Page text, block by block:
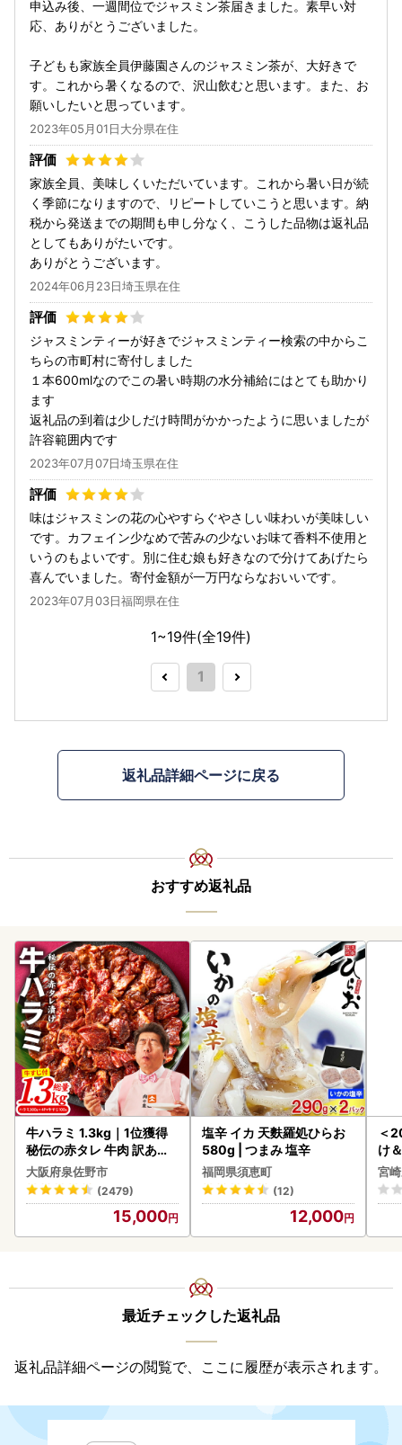
申込み後、一週間位でジャスミン茶届きました。素早い対
応、ありがとうございました。
子どもも家族全員伊藤園さんのジャスミン茶が、大好きで
す。これから暑くなるので、沢山飲むと思います。また、お
願いしたいと思っています。
2023年05月01日大分県在住
家族全員、美味しくいただいています。これから暑い日が続
く季節になりますので、リピートしていこうと思います。納
税から発送までの期間も申し分なく、こうした品物は返礼品
としてもありがたいです。
ありがとうございます。
2024年06月23日埼玉県在住
ジャスミンティーが好きでジャスミンティー検索の中からこ
ちらの市町村に寄付しました
１本600mlなのでこの暑い時期の水分補給にはとても助かり
ます
返礼品の到着は少しだけ時間がかかったように思いましたが
許容範囲内です
2023年07月07日埼玉県在住
味はジャスミンの花の心やすらぐやさしい味わいが美味しい
です。カフェイン少なめで苦みの少ないお味て香料不使用と
いうのもよいです。別に住む娘も好きなので分けてあげたら
喜んでいました。寄付金額が一万円ならなおいいです。
2023年07月03日福岡県在住
1~19件(全19件)
1
返礼品詳細ページに戻る
おすすめ返礼品
牛ハラミ 1.3kg｜1位獲得
秘伝の赤タレ 牛肉 訳あり
焼肉 BBQ
大阪府泉佐野市
(2479)
15,000
塩辛 イカ 天麩羅処ひらお
580g | つまみ 塩辛
福岡県須恵町
(12)
12,000
＜
け
も
-
宮
最近チェックした返礼品
返礼品詳細ページの閲覧で、ここに履歴が表示されます。